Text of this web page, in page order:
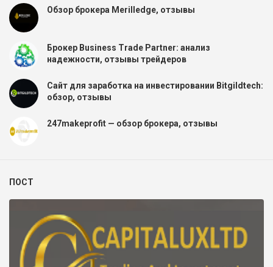
Обзор брокера Merilledge, отзывы
Брокер Business Trade Partner: анализ
надежности, отзывы трейдеров
Сайт для заработка на инвестировании Bitgildtech:
обзор, отзывы
247makeprofit — обзор брокера, отзывы
ПОСТ